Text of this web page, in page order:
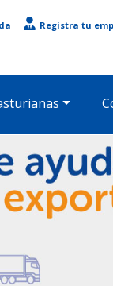
Registra tu